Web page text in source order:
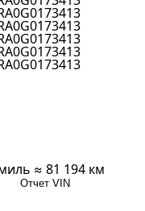
≈ 81 194 км
Отчет VIN